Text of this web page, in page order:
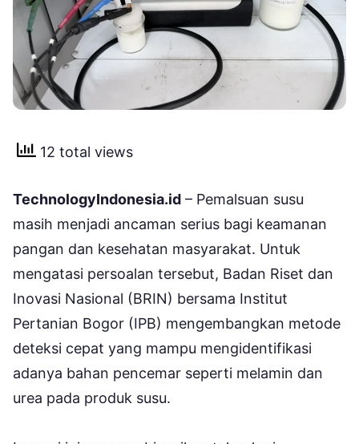
12 total views
TechnologyIndonesia.id – Pemalsuan susu
masih menjadi ancaman serius bagi keamanan
pangan dan kesehatan masyarakat. Untuk
mengatasi persoalan tersebut, Badan Riset dan
Inovasi Nasional (BRIN) bersama Institut
Pertanian Bogor (IPB) mengembangkan metode
deteksi cepat yang mampu mengidentifikasi
adanya bahan pencemar seperti melamin dan
urea pada produk susu.